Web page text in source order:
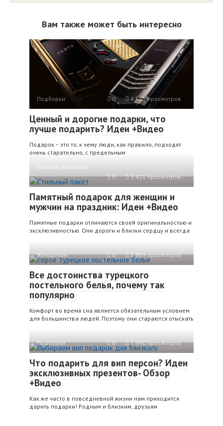
Вам также может быть интересно
Подборки 0 4 501 просмотров
Ценный и дорогие подарки, что
лучше подарить? Идеи +Видео
Подарок – это то, к чему люди, как правило, подходят
очень старательно, с предельным
Каталог подарков
0
3 421 просмотров
Памятный подарок для женщин и
мужчин на праздник: Идеи +Видео
Памятные подарки отличаются своей оригинальностью и
эксклюзивностью. Они дороги и близки сердцу и всегда
Женщинам 0 5 869 просмотров
Все достоинства турецкого
постельного белья, почему так
популярно
Комфорт во время сна является обязательным условием
для большинства людей. Поэтому они стараются отыскать
Подборки 0 2 940 просмотров
Что подарить для вип персон? Идеи
эксклюзивных презентов- Обзор
+Видео
Как же часто в повседневной жизни нам приходится
дарить подарки! Родным и близким, друзьям